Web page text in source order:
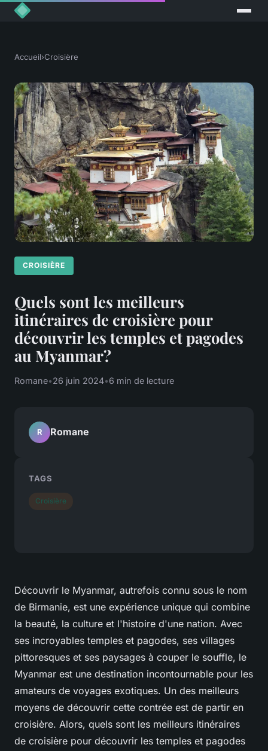
Accueil›Croisière
CROISIÈRE
Quels sont les meilleurs
itinéraires de croisière pour
découvrir les temples et pagodes
au Myanmar?
Romane•26 juin 2024•6 min de lecture
Découvrir le Myanmar, autrefois connu sous le nom
de Birmanie, est une expérience unique qui combine
la beauté, la culture et l'histoire d'une nation. Avec
ses incroyables temples et pagodes, ses villages
pittoresques et ses paysages à couper le souffle, le
Myanmar est une destination incontournable pour les
amateurs de voyages exotiques. Un des meilleurs
moyens de découvrir cette contrée est de partir en
croisière. Alors, quels sont les meilleurs itinéraires
de croisière pour découvrir les temples et pagodes
R Romane
TAGS
Croisière